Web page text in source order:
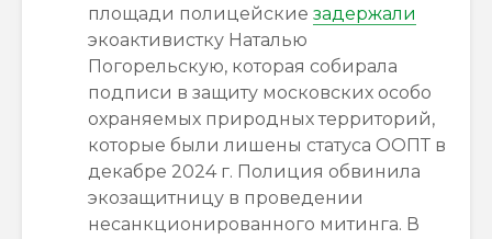
площади полицейские задержали
экоактивистку Наталью
Погорельскую, которая собирала
подписи в защиту московских особо
охраняемых природных территорий,
которые были лишены статуса ООПТ в
декабре 2024 г. Полиция обвинила
экозащитницу в проведении
несанкционированного митинга. В